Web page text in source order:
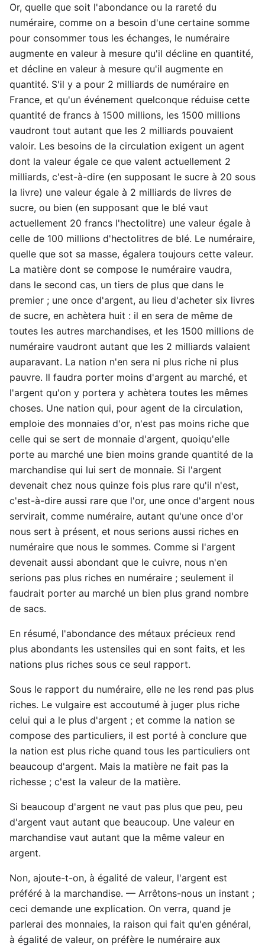
Or, quelle que soit l'abondance ou la rareté du
numéraire, comme on a besoin d'une certaine somme
pour consommer tous les échanges, le numéraire
augmente en valeur à mesure qu'il décline en quantité,
et décline en valeur à mesure qu'il augmente en
quantité. S'il y a pour 2 milliards de numéraire en
France, et qu'un événement quelconque réduise cette
quantité de francs à 1500 millions, les 1500 millions
vaudront tout autant que les 2 milliards pouvaient
valoir. Les besoins de la circulation exigent un agent
dont la valeur égale ce que valent actuellement 2
milliards, c'est-à-dire (en supposant le sucre à 20 sous
la livre) une valeur égale à 2 milliards de livres de
sucre, ou bien (en supposant que le blé vaut
actuellement 20 francs l'hectolitre) une valeur égale à
celle de 100 millions d'hectolitres de blé. Le numéraire,
quelle que sot sa masse, égalera toujours cette valeur.
La matière dont se compose le numéraire vaudra,
dans le second cas, un tiers de plus que dans le
premier ; une once d'argent, au lieu d'acheter six livres
de sucre, en achètera huit : il en sera de même de
toutes les autres marchandises, et les 1500 millions de
numéraire vaudront autant que les 2 milliards valaient
auparavant. La nation n'en sera ni plus riche ni plus
pauvre. Il faudra porter moins d'argent au marché, et
l'argent qu'on y portera y achètera toutes les mêmes
choses. Une nation qui, pour agent de la circulation,
emploie des monnaies d'or, n'est pas moins riche que
celle qui se sert de monnaie d'argent, quoiqu'elle
porte au marché une bien moins grande quantité de la
marchandise qui lui sert de monnaie. Si l'argent
devenait chez nous quinze fois plus rare qu'il n'est,
c'est-à-dire aussi rare que l'or, une once d'argent nous
servirait, comme numéraire, autant qu'une once d'or
nous sert à présent, et nous serions aussi riches en
numéraire que nous le sommes. Comme si l'argent
devenait aussi abondant que le cuivre, nous n'en
serions pas plus riches en numéraire ; seulement il
faudrait porter au marché un bien plus grand nombre
de sacs.
En résumé, l'abondance des métaux précieux rend
plus abondants les ustensiles qui en sont faits, et les
nations plus riches sous ce seul rapport.
Sous le rapport du numéraire, elle ne les rend pas plus
riches. Le vulgaire est accoutumé à juger plus riche
celui qui a le plus d'argent ; et comme la nation se
compose des particuliers, il est porté à conclure que
la nation est plus riche quand tous les particuliers ont
beaucoup d'argent. Mais la matière ne fait pas la
richesse ; c'est la valeur de la matière.
Si beaucoup d'argent ne vaut pas plus que peu, peu
d'argent vaut autant que beaucoup. Une valeur en
marchandise vaut autant que la même valeur en
argent.
Non, ajoute-t-on, à égalité de valeur, l'argent est
préféré à la marchandise. — Arrêtons-nous un instant ;
ceci demande une explication. On verra, quand je
parlerai des monnaies, la raison qui fait qu'en général,
à égalité de valeur, on préfère le numéraire aux